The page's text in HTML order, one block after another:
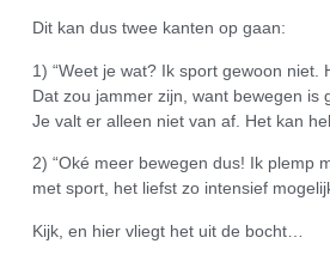
Dit kan dus twee kanten op gaan:
1) “Weet je wat? Ik sport gewoon niet.
Dat zou jammer zijn, want bewegen is
Je valt er alleen niet van af. Het kan
2) “Oké meer bewegen dus! Ik plemp
met sport, het liefst zo intensief
Kijk, en hier vliegt het uit de bocht…